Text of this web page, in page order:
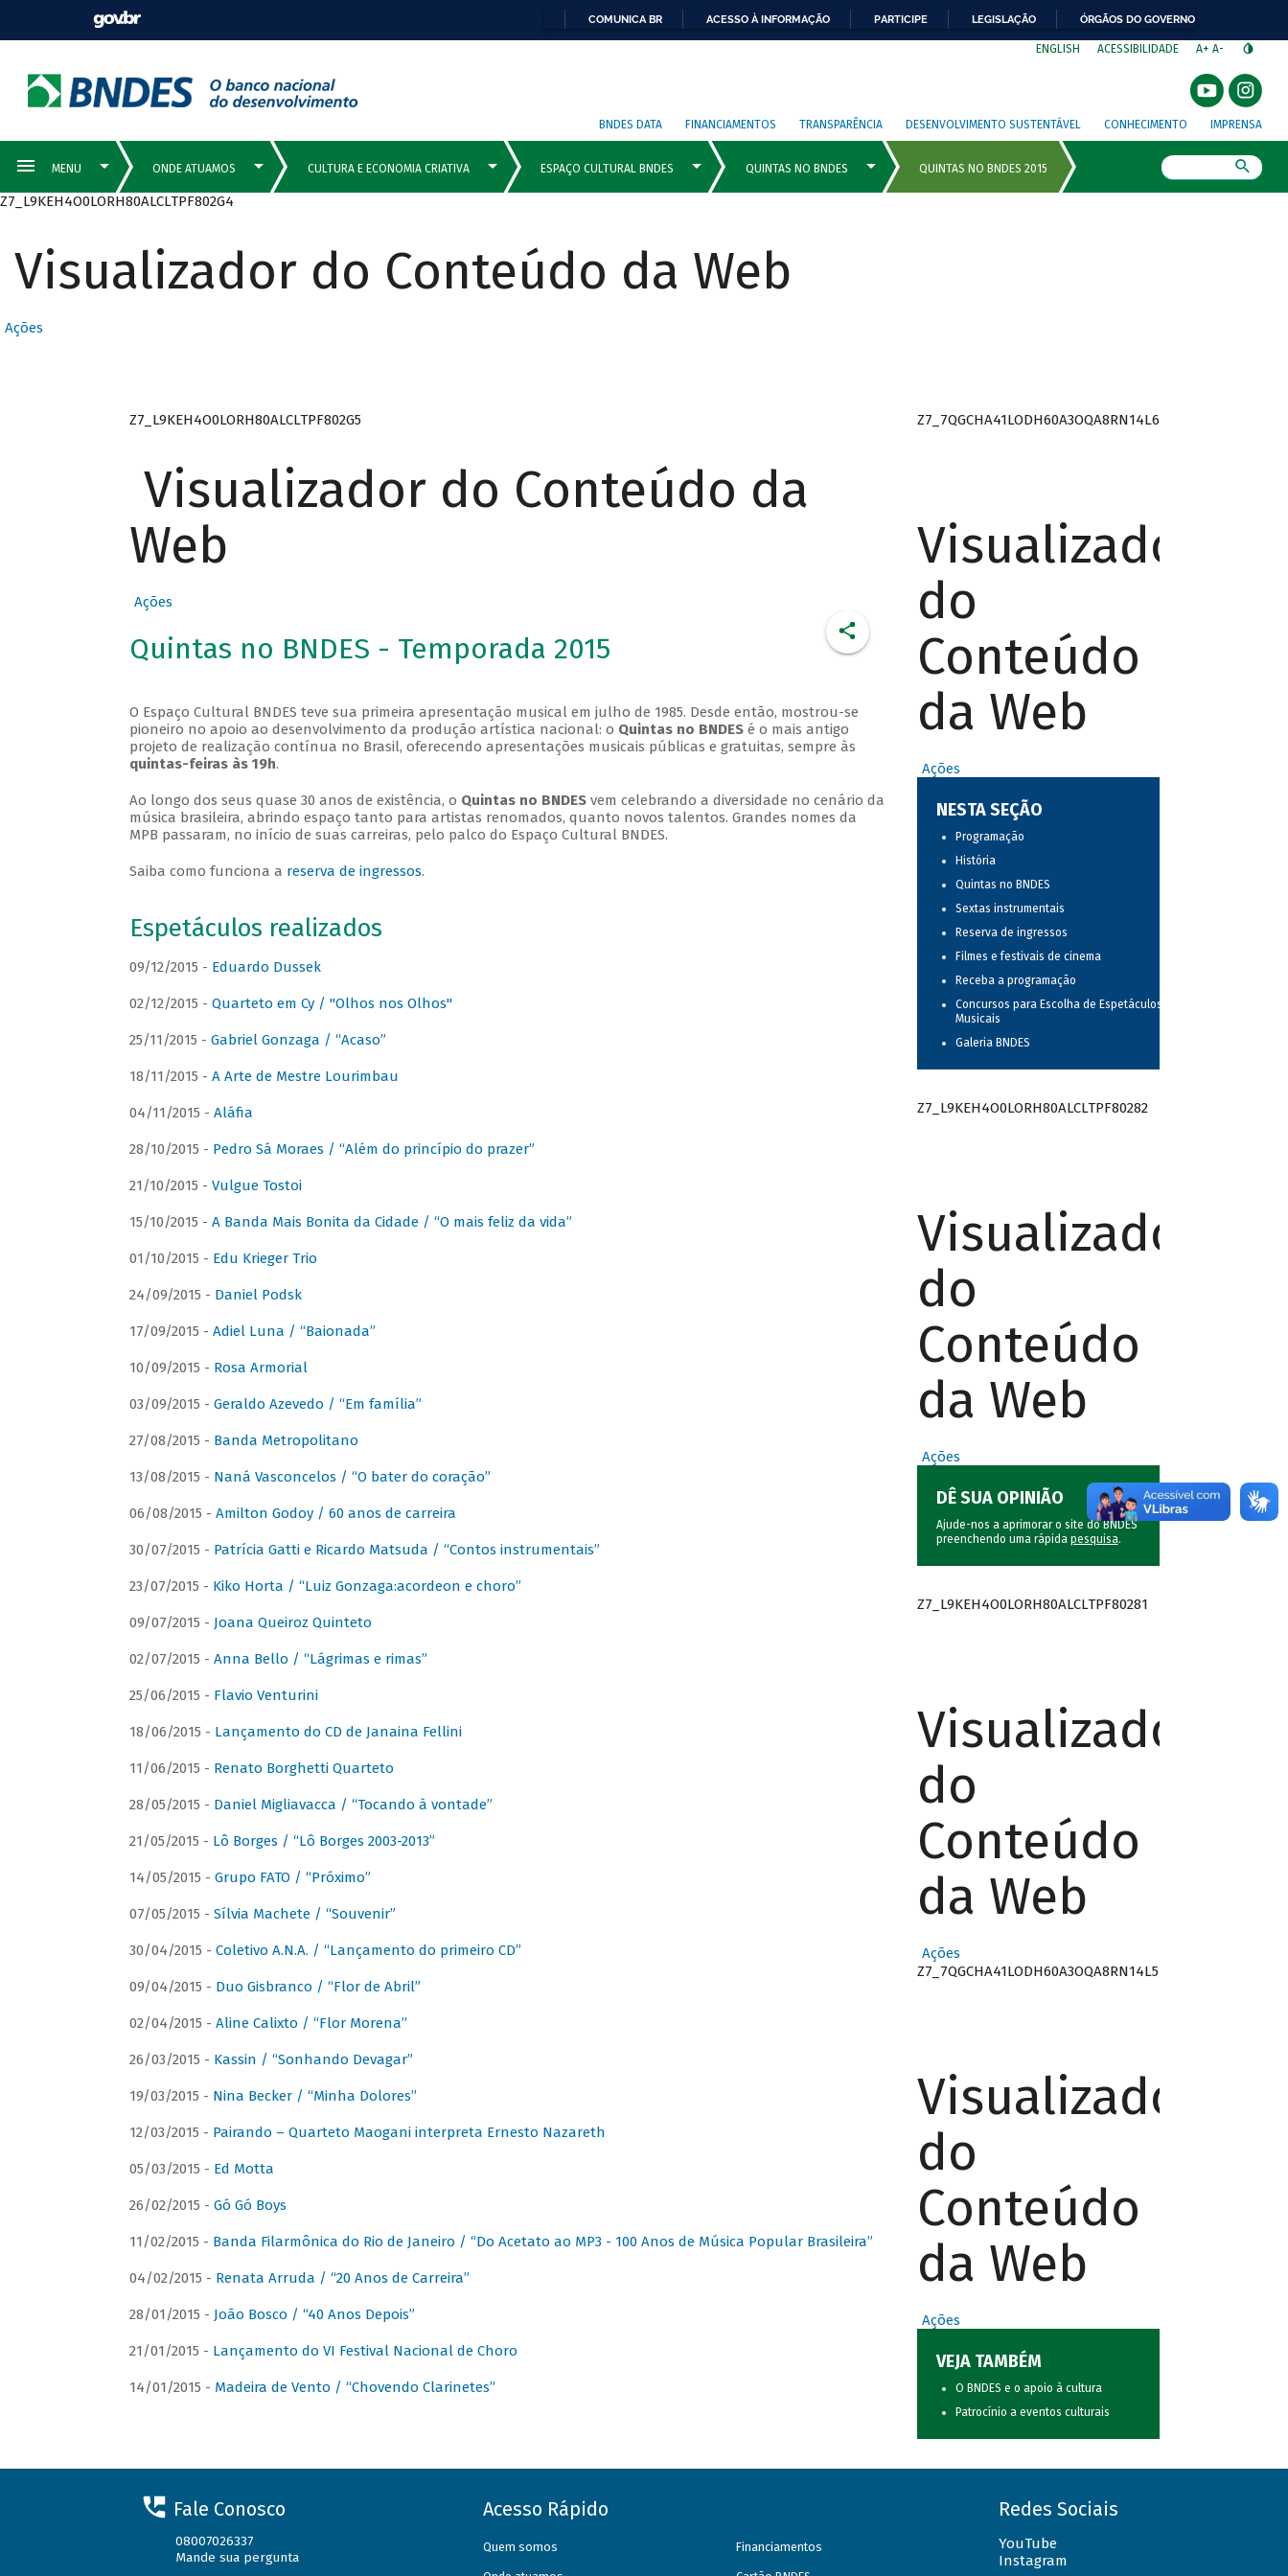
COMUNICA BR ACESSO À INFORMAÇÃO PARTICIPE LEGISLAÇÃO ÓRGÃOS DO GOVERNO
ENGLISH ACESSIBILIDADE A+ A-
BNDES DATA FINANCIAMENTOS TRANSPARÊNCIA DESENVOLVIMENTO SUSTENTÁVEL CONHECIMENTO IMPRENSA
Z7_L9KEH4O0LORH80ALCLTPF802G4
Visualizador do Conteúdo da Web
Ações
Z7_L9KEH4O0LORH80ALCLTPF802G5
Visualizador do Conteúdo da
Web
Ações
Quintas no BNDES - Temporada 2015
O Espaço Cultural BNDES teve sua primeira apresentação musical em julho de 1985. Desde então, mostrou-se
pioneiro no apoio ao desenvolvimento da produção artística nacional: o Quintas no BNDESé o mais antigo
projeto de realização contínua no Brasil, oferecendo apresentações musicais públicas e gratuitas, sempre às
quintas-feiras às 19h.
Ao longo dos seus quase 30 anos de existência, o Quintas no BNDESvem celebrando a diversidade no cenário da
música brasileira, abrindo espaço tanto para artistas renomados, quanto novos talentos. Grandes nomes da
MPB passaram, no início de suas carreiras, pelo palco do Espaço Cultural BNDES.
Saiba como funciona a reserva de ingressos.
Espetáculos realizados
09/12/2015 - Eduardo Dussek
02/12/2015 - Quarteto em Cy / "Olhos nos Olhos"
25/11/2015 - Gabriel Gonzaga / “Acaso”
18/11/2015 - A Arte de Mestre Lourimbau
04/11/2015 - Aláfia
28/10/2015 - Pedro Sá Moraes / “Além do princípio do prazer”
21/10/2015 - Vulgue Tostoi
15/10/2015 - A Banda Mais Bonita da Cidade / “O mais feliz da vida”
01/10/2015 - Edu Krieger Trio
24/09/2015 - Daniel Podsk
17/09/2015 - Adiel Luna / “Baionada”
10/09/2015 - Rosa Armorial
03/09/2015 - Geraldo Azevedo / “Em família”
27/08/2015 - Banda Metropolitano
13/08/2015 - Naná Vasconcelos / “O bater do coração”
06/08/2015 - Amilton Godoy / 60 anos de carreira
30/07/2015 - Patrícia Gatti e Ricardo Matsuda / “Contos instrumentais”
23/07/2015 - Kiko Horta / “Luiz Gonzaga:acordeon e choro”
09/07/2015 - Joana Queiroz Quinteto
02/07/2015 - Anna Bello / “Lágrimas e rimas”
25/06/2015 - Flavio Venturini
18/06/2015 - Lançamento do CD de Janaina Fellini
11/06/2015 - Renato Borghetti Quarteto
28/05/2015 - Daniel Migliavacca / “Tocando à vontade”
21/05/2015 - Lô Borges / “Lô Borges 2003-2013”
14/05/2015 - Grupo FATO / “Próximo”
07/05/2015 - Sílvia Machete / “Souvenir”
30/04/2015 - Coletivo A.N.A. / “Lançamento do primeiro CD”
09/04/2015 - Duo Gisbranco / “Flor de Abril”
02/04/2015 - Aline Calixto / “Flor Morena”
26/03/2015 - Kassin / “Sonhando Devagar”
19/03/2015 - Nina Becker / “Minha Dolores”
12/03/2015 - Pairando – Quarteto Maogani interpreta Ernesto Nazareth
05/03/2015 - Ed Motta
26/02/2015 - Gó Gó Boys
11/02/2015 - Banda Filarmônica do Rio de Janeiro / “Do Acetato ao MP3 - 100 Anos de Música Popular Brasileira”
04/02/2015 - Renata Arruda / “20 Anos de Carreira”
28/01/2015 - João Bosco / “40 Anos Depois”
21/01/2015 - Lançamento do VI Festival Nacional de Choro
14/01/2015 - Madeira de Vento / “Chovendo Clarinetes”
Z7_7QGCHA41LODH60A3OQA8RN14L6
Visualizador
do
Conteúdo
da Web
Ações
NESTA SEÇÃO
Programação
História
Quintas no BNDES
Sextas instrumentais
Reserva de ingressos
Filmes e festivais de cinema
Receba a programação
Concursos para Escolha de Espetáculos
Musicais
Galeria BNDES
Z7_L9KEH4O0LORH80ALCLTPF80282
Visualizador
do
Conteúdo
da Web
Ações
DÊ SUA OPINIÃO
Ajude-nos a aprimorar o site do BNDES
preenchendo uma rápida pesquisa.
Z7_L9KEH4O0LORH80ALCLTPF80281
Visualizador
do
Conteúdo
da Web
Ações
Z7_7QGCHA41LODH60A3OQA8RN14L5
Visualizador
do
Conteúdo
da Web
Ações
VEJA TAMBÉM
O BNDES e o apoio à cultura
Patrocínio a eventos culturais
Fale Conosco
08007026337
Mande sua pergunta
Acesso Rápido
Quem somos Financiamentos
Redes Sociais
YouTube
Instagram